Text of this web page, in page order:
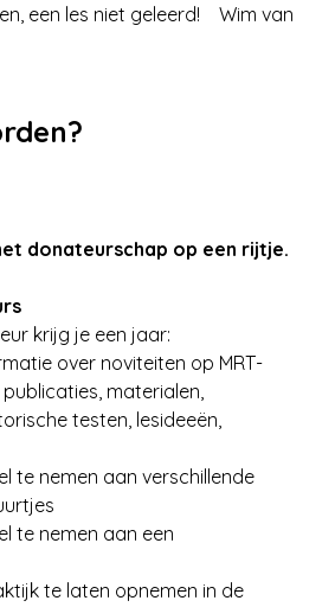
een les niet geleerd! Wim van
donateurschap op een rijtje.
krijg je een jaar:
over noviteiten op MRT-
materialen,
testen, lesideeën,
te nemen aan verschillende
te nemen aan een
te laten opnemen in de